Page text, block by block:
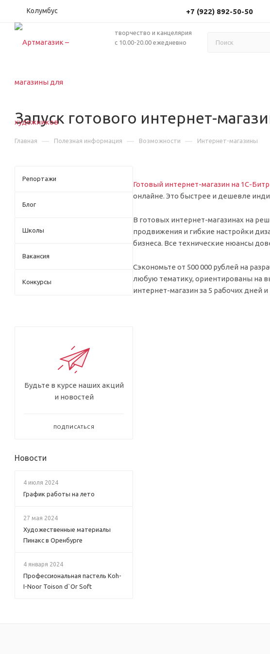
Колумбус +7 (922) 892-50-50
творчество и канцелярия
с 10.00-20.00 ежедневно
Запуск готового интернет-
Главная — Полезная информация — Возможности — Интернет-магазины
Готовый интернет-магазин на 1С-
онлайне. Это быстрее и дешевле
В готовых интернет-магазинах на
продвижения и гибкие настройки
бизнеса. Все технические нюансы
Сэкономьте от 500 000 рублей на
любую тематику, ориентированы на
интернет-магазин за 5 рабочих дней
Репортажи
Блог
Школы
Вакансия
Конкурсы
Будьте в курсе наших акций
и новостей
ПОДПИСАТЬСЯ
Новости
4 июля 2024
График работы на лето
27 мая 2024
Художественные материалы
Пинакс в Оренбурге
4 января 2024
Профессиональная пастель Koh-
I-Noor Toison d`Or Soft